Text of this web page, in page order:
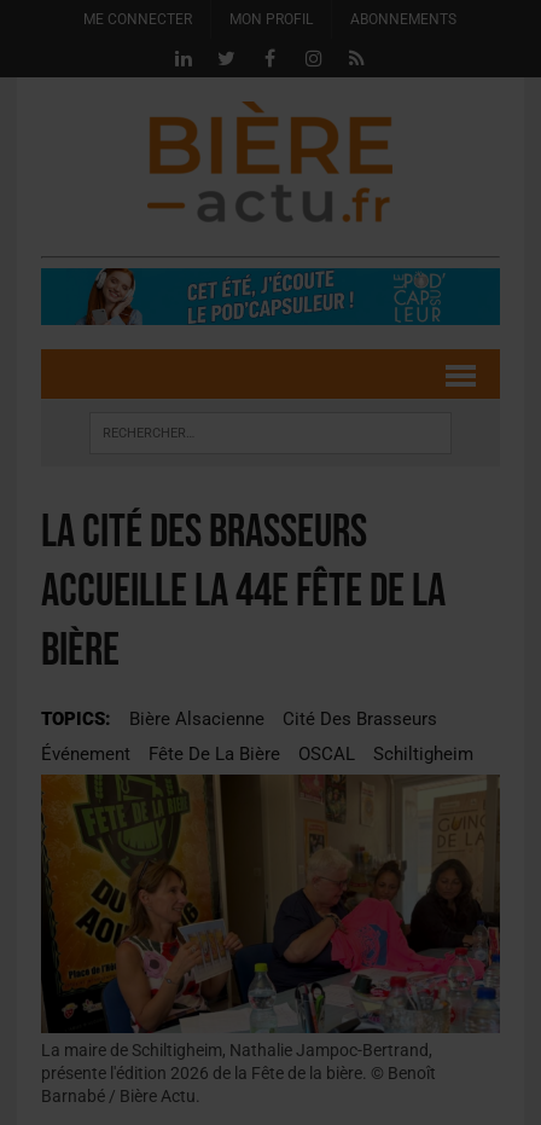
ME CONNECTER MON PROFIL ABONNEMENTS
La Cité des Brasseurs
accueille la 44e Fête de la
Bière
TOPICS: Bière Alsacienne
Cité Des Brasseurs
Événement
Fête De La Bière OSCAL Schiltigheim
La maire de Schiltigheim, Nathalie Jampoc-Bertrand,
présente l'édition 2026 de la Fête de la bière. © Benoît
Barnabé / Bière Actu.